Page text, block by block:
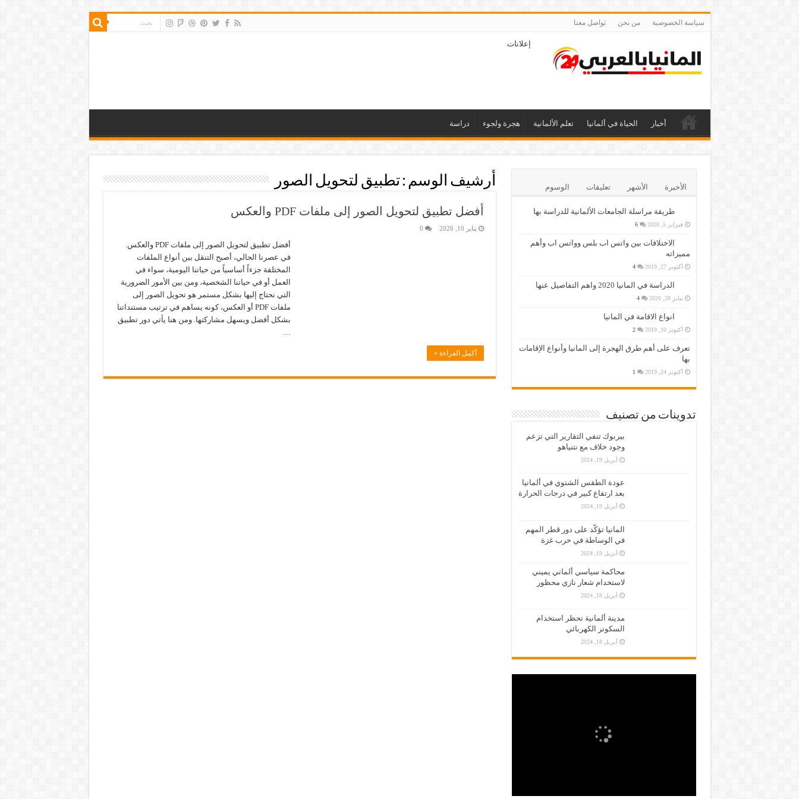
سياسة الخصوصية من نحن تواصل معنا
إعلانات
أخبار الحياة في ألمانيا تعلم الألمانية هجرة ولجوء دراسة
أرشيف الوسم :تطبيق لتحويل الصور
أفضل تطبيق لتحويل الصور إلى ملفات PDF والعكس
يناير 10, 2026 0
أفضل تطبيق لتحويل الصور إلى ملفات PDF والعكس.
في عصرنا الحالي، أصبح التنقل بين أنواع الملفات
المختلفة جزءاً أساسياً من حياتنا اليومية، سواء في
العمل أو في حياتنا الشخصية، ومن بين الأمور الضرورية
التي نحتاج إليها بشكل مستمر هو تحويل الصور إلى
ملفات PDF أو العكس، كونه يساهم في ترتيب مستنداتنا
بشكل أفضل ويسهل مشاركتها. ومن هنا يأتي دور تطبيق
…
أكمل القراءة »
الأخيرة الأشهر تعليقات الوسوم
طريقة مراسلة الجامعات الألمانية للدراسة بها
فبراير 5, 2020 6
الاختلافات بين واتس اب بلس وواتس اب وأهم
مميزاته
أكتوبر 27, 2019 4
الدراسة في المانيا 2020 واهم التفاصيل عنها
يناير 28, 2020 4
انواع الاقامة في المانيا
أكتوبر 10, 2019 2
تعرف على أهم طرق الهجرة إلى المانيا وأنواع الإقامات
بها
أكتوبر 24, 2019 1
تدوينات من تصنيف
بيربوك تنفي التقارير التي تزعم
وجود خلاف مع نتنياهو
أبريل 19, 2024
عودة الطقس الشتوي في ألمانيا
بعد ارتفاع كبير في درجات الحرارة
أبريل 19, 2024
المانيا تؤكّد على دور قطر المهم
في الوساطة في حرب غزة
أبريل 19, 2024
محاكمة سياسي ألماني يميني
لاستخدام شعار نازي محظور
أبريل 18, 2024
مدينة ألمانية تحظر استخدام
السكوتر الكهربائي
أبريل 18, 2024